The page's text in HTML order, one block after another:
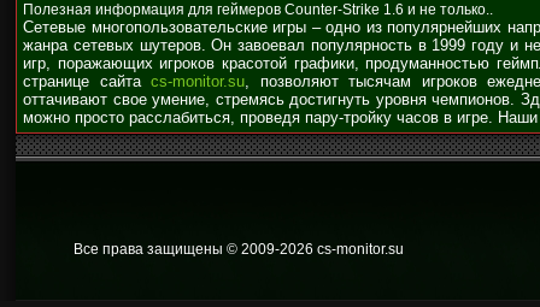
Полезная информация для геймеров Counter-Strike 1.6 и не только..
Сетевые многопользовательские игры – одно из популярнейших
жанра сетевых шутеров. Он завоевал популярность в 1999 году и
игр, поражающих игроков красотой графики, продуманностью
странице сайта cs-monitor.su, позволяют тысячам игроков
оттачивают свое умение, стремясь достигнуть уровня чемпионов.
можно просто расслабиться, проведя пару-тройку часов в игре.
Все права защищены © 2009-2026 cs-monitor.su